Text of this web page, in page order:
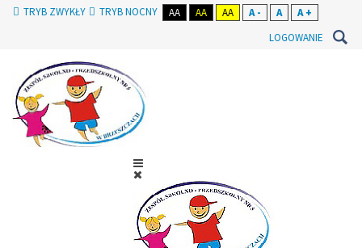
TRYB ZWYKŁY TRYB NOCNY AA AA AA A - A
A +
LOGOWANIE